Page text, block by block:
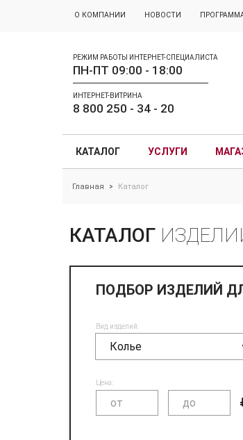
О КОМПАНИИ НОВОСТИ
РЕЖИМ РАБОТЫ ИНТЕРНЕТ-СПЕЦИАЛИСТА
ПН-ПТ 09:00 - 18:00
ИНТЕРНЕТ-ВИТРИНА
8 800 250 - 34 - 20
КАТАЛОГ УСЛУГИ
Главная > Каталог
КАТАЛОГ
ПОДБОР ИЗДЕЛИЙ
Вид изделий:
Колье
Цена: